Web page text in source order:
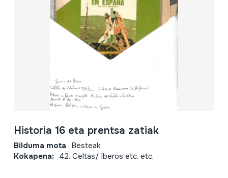
Historia 16 eta prentsa zatiak
Bilduma mota Besteak
Kokapena: 42. Celtas/ Iberos etc. etc,